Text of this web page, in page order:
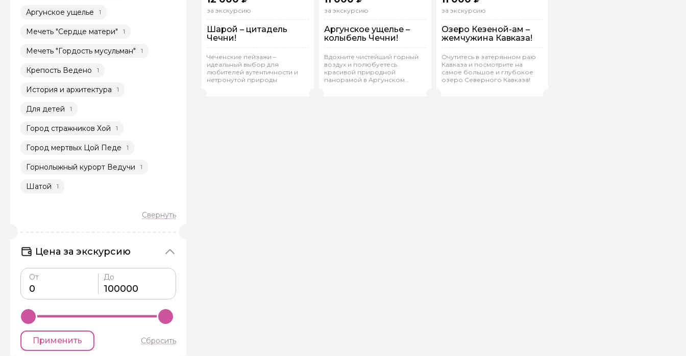
Аргунское ущелье 1
Мечеть "Сердце матери" 1
Мечеть "Гордость мусульман" 1
Крепость Ведено 1
История и архитектура 1
Для детей 1
Город стражников Хой 1
Город мертвых Цой Педе 1
Горнолыжный курорт Ведучи 1
Шатой 1
Цена за экскурсию
От До
Применить Сбросить
за экскурсию
Шарой – цитадель
Чечни!
Чеченские пейзажи –
идеальный выбор для
любителей аутентичности и
нетронутой природы
Аслан.А 286
Индивидуальная
На машине
за экскурсию
Аргунское ущелье –
колыбель Чечни!
Вдохните чистейший горный
воздух и полюбуетесь
красивой природной
панорамой в Аргунском
Аслан.А 286
Индивидуальная
На машине
за экскурсию
Озеро Кезеной-ам –
жемчужина Кавказа!
Очутитесь в затерянном раю
Кавказа и посмотрите на
самое большое и глубокое
озеро Северного Кавказа!
Аслан.А 286
Индивидуальная
На машине
Вопросы и комментарии
Если у вас есть интересующие вопросы, можете их задать